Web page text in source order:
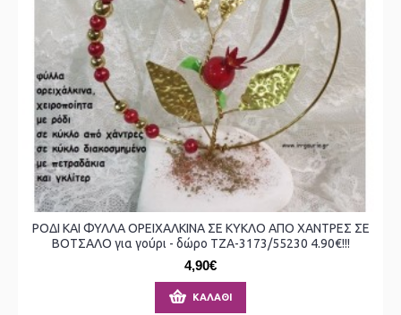
ΡΟΔΙ ΚΑΙ ΦΥΛΛΑ ΟΡΕΙΧΑΛΚΙΝΑ ΣΕ ΚΥΚΛΟ ΑΠΟ ΧΑΝΤΡΕΣ ΣΕ
ΒΟΤΣΑΛΟ για γούρι - δώρο ΤΖΑ-3173/55230 4.90€!!!
4,90€
ΚΑΛΆΘΙ